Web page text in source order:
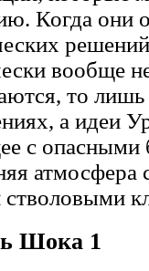
Когда они
вообще
то лишь
а идеи
с опасными
атмосфера
стволовыми
Шока 1